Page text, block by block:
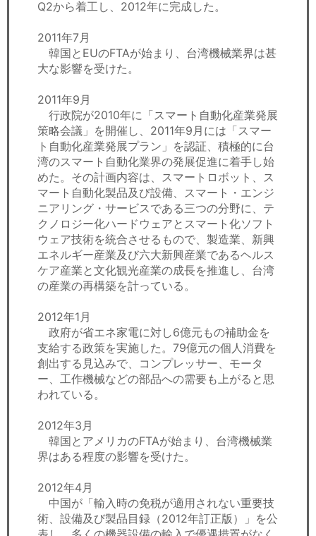
Q2から着工し、2012年に完成した。
2011年7月
韓国とEUのFTAが始まり、台湾機械業界は甚
大な影響を受けた。
2011年9月
行政院が2010年に「スマート自動化産業発展
策略会議」を開催し、2011年9月には「スマー
ト自動化産業発展プラン」を認証、積極的に台
湾のスマート自動化業界の発展促進に着手し始
めた。その計画内容は、スマートロボット、ス
マート自動化製品及び設備、スマート・エンジ
ニアリング・サービスである三つの分野に、テ
クノロジー化ハードウェアとスマート化ソフト
ウェア技術を統合させるもので、製造業、新興
エネルギー産業及び六大新興産業であるヘルス
ケア産業と文化観光産業の成長を推進し、台湾
の産業の再構築を計っている。
2012年1月
政府が省エネ家電に対し6億元もの補助金を
支給する政策を実施した。79億元の個人消費を
創出する見込みで、コンプレッサー、モータ
ー、工作機械などの部品への需要も上がると思
われている。
2012年3月
韓国とアメリカのFTAが始まり、台湾機械業
界はある程度の影響を受けた。
2012年4月
中国が「輸入時の免税が適用されない重要技
術、設備及び製品目録（2012年訂正版）」を公